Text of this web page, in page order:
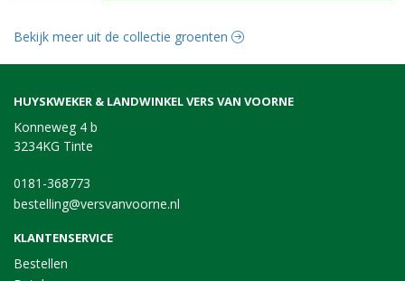
Bekijk meer uit de collectie groenten
HUYSKWEKER & LANDWINKEL VERS VAN VOORNE
Konneweg 4 b
3234KG Tinte
0181-368773
bestelling@versvanvoorne.nl
KLANTENSERVICE
Bestellen